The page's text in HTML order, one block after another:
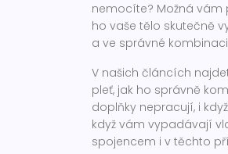
nemocíte? Možná vám
ho vaše tělo skutečně
a ve správné
V našich článcích
pleť, jak ho správně
doplňky nepracují, i
když vám vypadávají
spojencem i v těchto